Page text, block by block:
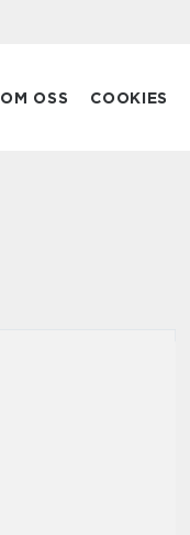
OM OSS COOKIES